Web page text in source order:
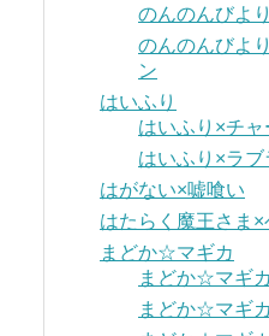
のんのんびよ
のんのんびよ
ン
はいふり
はいふり×チャ
はいふり×ラブ
はがない×嘘喰い
はたらく魔王さま
まどか☆マギカ
まどか☆マギ
まどか☆マギ